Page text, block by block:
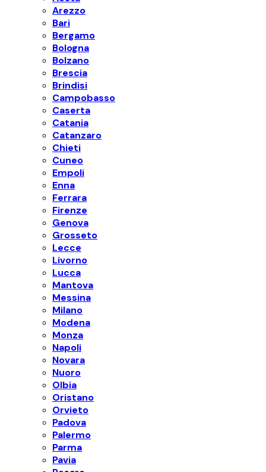
Arezzo
Bari
Bergamo
Bologna
Bolzano
Brescia
Brindisi
Campobasso
Caserta
Catania
Catanzaro
Chieti
Cuneo
Empoli
Enna
Ferrara
Firenze
Genova
Grosseto
Lecce
Livorno
Lucca
Mantova
Messina
Milano
Modena
Monza
Napoli
Novara
Nuoro
Olbia
Oristano
Orvieto
Padova
Palermo
Parma
Pavia